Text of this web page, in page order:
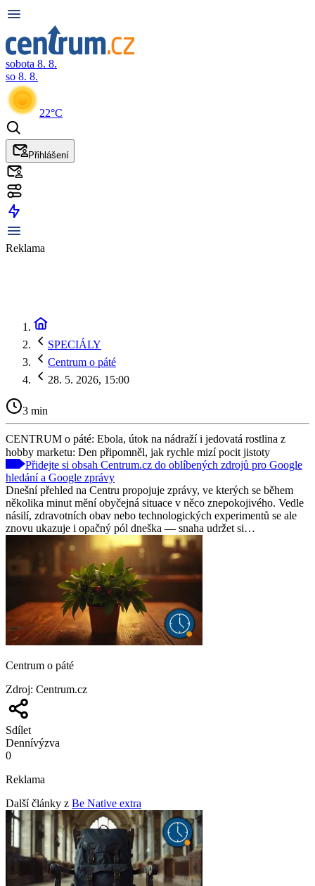
sobota 8. 8.
so 8. 8.
22°C
Přihlášení
Reklama
SPECIÁLY
Centrum o páté
28. 5. 2026, 15:00
3 min
CENTRUM o páté: Ebola, útok na nádraží i jedovatá rostlina z
hobby marketu: Den připomněl, jak rychle mizí pocit jistoty
Přidejte si obsah Centrum.cz do oblíbených zdrojů pro Google
hledání a Google zprávy
Dnešní přehled na Centru propojuje zprávy, ve kterých se během
několika minut mění obyčejná situace v něco znepokojivého. Vedle
násilí, zdravotních obav nebo technologických experimentů se ale
znovu ukazuje i opačný pól dneška — snaha udržet si…
Centrum o páté
Zdroj: Centrum.cz
Sdílet
Dennívýzva
0
Reklama
Další články z Be Native extra